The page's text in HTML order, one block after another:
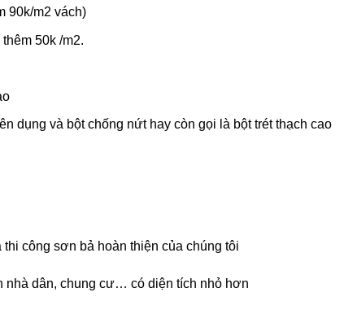
90k/m2 vách)
50k /m2.
dụng và bột chống nứt hay còn gọi là bột trét thạch cao
công sơn bả hoàn thiện của chúng tôi
nhà dân, chung cư… có diện tích nhỏ hơn